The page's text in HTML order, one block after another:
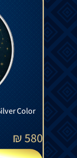
Color
580
₪